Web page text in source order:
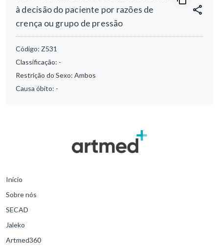
à decisão do paciente por razões de
crença ou grupo de pressão
Código: Z531
Classificação: -
Restrição do Sexo: Ambos
Causa óbito: -
Início
Sobre nós
SECAD
Jaleko
Artmed360